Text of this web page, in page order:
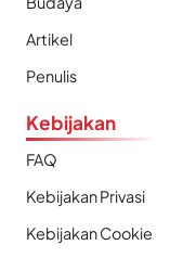
Artikel
Penulis
Kebijakan
FAQ
Kebijakan Privasi
Kebijakan Cookie